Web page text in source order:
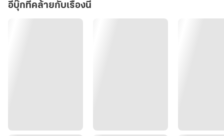
ข้อความประหลาดนั่นกำลังปั้นเขาให้กลายเป็นอะไรกันแน่?……
อีบุ๊กที่คล้ายกับเรื่องนี้